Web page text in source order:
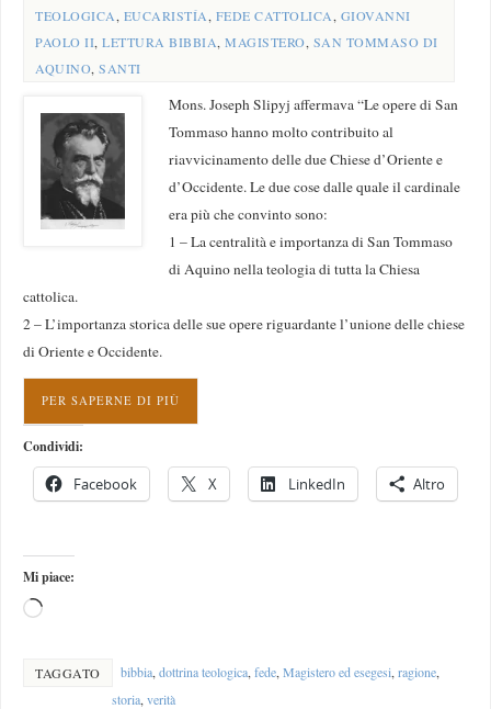
TEOLOGICA, EUCARISTÍA, FEDE CATTOLICA, GIOVANNI
PAOLO II,LETTURA BIBBIA,MAGISTERO, SAN TOMMASO DI
AQUINO,SANTI
Mons. Joseph Slipyj affermava “Le opere di San
Tommaso hanno molto contribuito al
riavvicinamento delle due Chiese d’Oriente e
d’Occidente. Le due cose dalle quale il cardinale
era più che convinto sono:
1 – La centralità e importanza di San Tommaso
di Aquino nella teologia di tutta la Chiesa
cattolica.
2 – L’importanza storica delle sue opere riguardante l’unione delle chiese
di Oriente e Occidente.
PER SAPERNE DI PIÙ
Condividi:
Facebook X LinkedIn Altro
Mi piace:
TAGGATO bibbia,dottrina teologica,fede,Magistero ed esegesi,ragione,
storia,verità